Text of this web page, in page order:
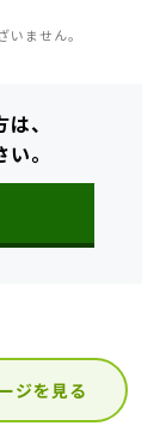
ません。
、
。
ジを見る